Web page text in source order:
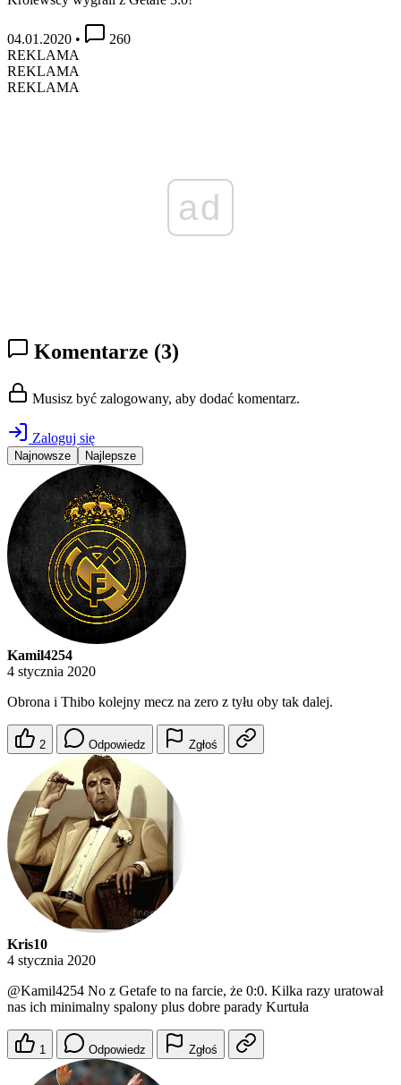
04.01.2020 •
260
REKLAMA
REKLAMA
REKLAMA
ad
Komentarze (3)
Musisz być zalogowany, aby dodać komentarz.
Zaloguj się
Najnowsze Najlepsze
Kamil4254
4 stycznia 2020
Obrona i Thibo kolejny mecz na zero z tyłu oby tak dalej.
2 Odpowiedz Zgłoś
Kris10
4 stycznia 2020
@Kamil4254 No z Getafe to na farcie, że 0:0. Kilka razy uratował
nas ich minimalny spalony plus dobre parady Kurtuła
1 Odpowiedz Zgłoś